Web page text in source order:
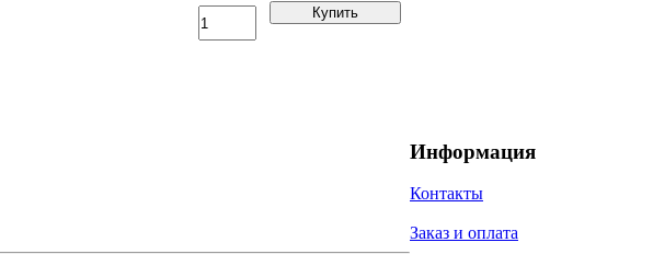
Купить
Информация
Контакты
Заказ и оплата